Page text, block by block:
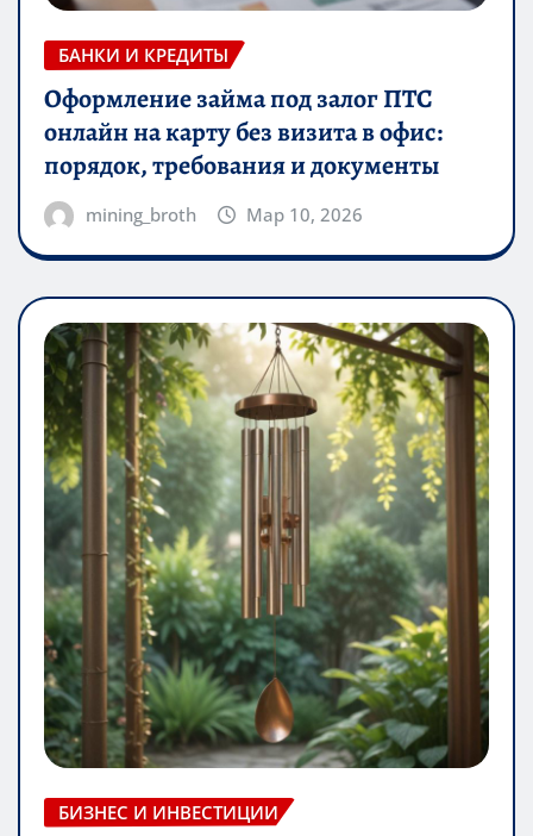
БАНКИ И КРЕДИТЫ
Оформление займа под залог ПТС
онлайн на карту без визита в офис:
порядок, требования и документы
mining_broth Мар 10, 2026
БИЗНЕС И ИНВЕСТИЦИИ